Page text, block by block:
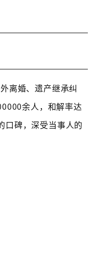
离婚、遗产继承纠
余人，和解率达
口碑，深受当事人的